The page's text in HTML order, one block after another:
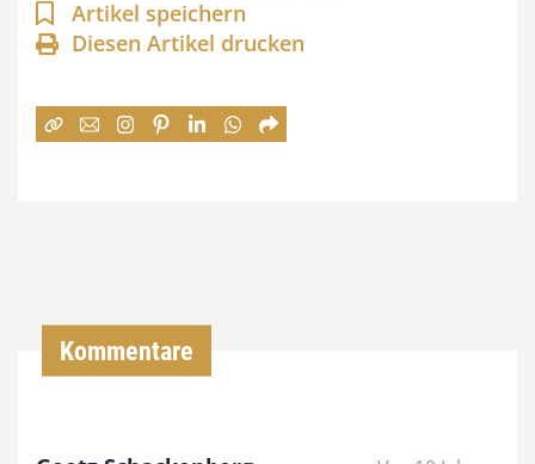
n
n
:
Artikel speichern
Diesen Artikel drucken
Kommentare